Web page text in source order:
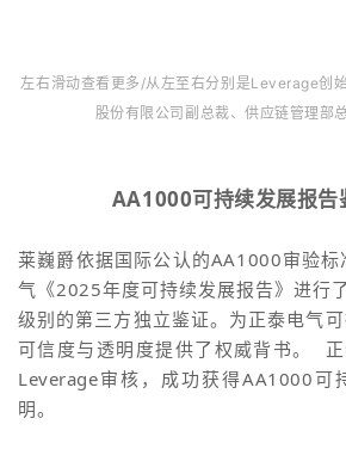
左右滑动查看更多/从左至右分别是Leverage创
股份有限公司副总裁、供应链管理部
AA1000可持续发展报告
莱巍爵依据国际公认的AA1000审验
气《2025年度可持续发展报告》进行
级别的第三方独立鉴证。为正泰电气
可信度与透明度提供了权威背书。 正
Leverage审核，成功获得AA1000可
明。